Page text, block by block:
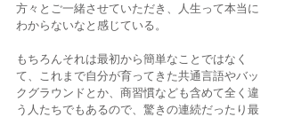
方々とご一緒させていただき、人生って本当に
わからないなと感じている。
もちろんそれは最初から簡単なことではなく
て、これまで自分が育ってきた共通言語やバッ
クグラウンドとか、商習慣なども含めて全く違
う人たちでもあるので、驚きの連続だったり最